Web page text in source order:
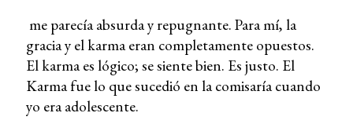
me parecía absurda y repugnante. Para mí, la
gracia y el karma eran completamente opuestos.
El karma es lógico; se siente bien. Es justo. El
Karma fue lo que sucedió en la comisaría cuando
yo era adolescente.